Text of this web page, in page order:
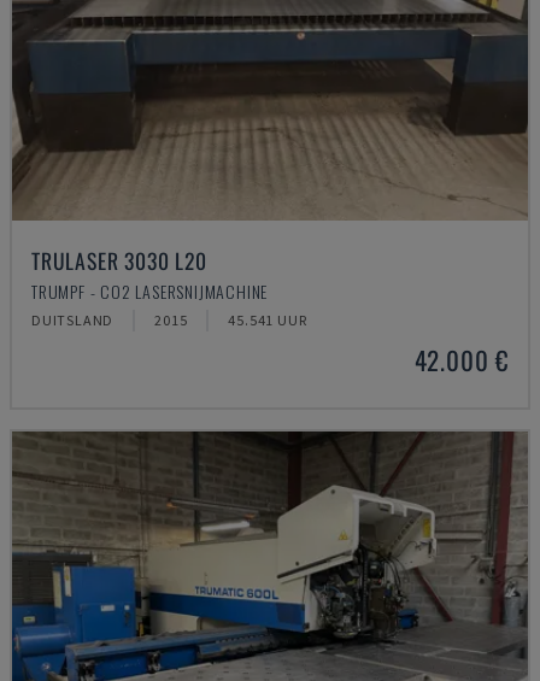
TRULASER 3030 L20
TRUMPF - CO2 LASERSNIJMACHINE
DUITSLAND 2015 45.541 UUR
42.000 €